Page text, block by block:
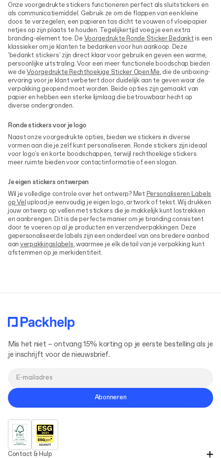
Onze voorgedrukte stickers functioneren perfect als sluitstickers en
als communicatiemiddel. Gebruik ze om de flappen van een kleine
doos te verzegelen, een papieren tas dicht te vouwen of vloeipapier
netjes op zijn plaats te houden. Tegelijkertijd voeg je een extra
branding-element toe. De Voorgedrukte Ronde Sticker Bedanktis een
klassieker om je klanten te bedanken voor hun aankoop. Deze
'bedankt stickers' zijn direct klaar voor gebruik en geven een warme,
persoonlijke uitstraling. Voor een meer functionele boodschap bieden
we deVoorgedrukte Rechthoekige Sticker Open Me, die de unboxing-
ervaring voor je klant verbetert door duidelijk aan te geven waar de
verpakking geopend moet worden. Beide opties zijn gemaakt van
papier en hebben een sterke lijmlaag die betrouwbaar hecht op
diverse ondergronden.
Ronde stickers voor je logo
Naast onze voorgedrukte opties, bieden we stickers in diverse
vormen aan die je zelf kunt personaliseren. Ronde stickers zijn ideaal
voor logo's en korte boodschappen, terwijl rechthoekige stickers
meer ruimte bieden voor contactinformatie of een slogan.
Je eigen stickers ontwerpen
Wil je volledige controle over het ontwerp? MetPersonaliseren Labels
op Velupload je eenvoudig je eigen logo, artwork of tekst. Wij drukken
jouw ontwerp op vellen met stickers die je makkelijk kunt lostrekken
en aanbrengen. Dit is de perfecte manier om je branding consistent
door te voeren op al je producten en verzendverpakkingen. Deze
gepersonaliseerde labels zijn een onderdeel van ons bredere aanbod
aan verpakkingslabels, waarmee je elk detail van je verpakking kunt
afstemmen op je merkidentiteit.
Contact & Hulp
Mis het niet – ontvang 15% korting op je eerste bestelling als je
je inschrijft voor de nieuwsbrief.
Abonneren